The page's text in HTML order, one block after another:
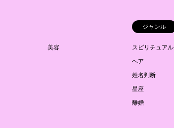
美容
ジャンル
スピリチュアル
ヘア
姓名判断
星座
離婚